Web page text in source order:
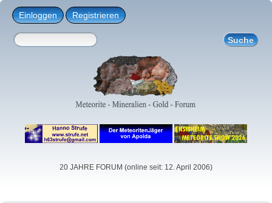
Einloggen Registrieren
20 JAHRE FORUM (online seit: 12. April 2006)